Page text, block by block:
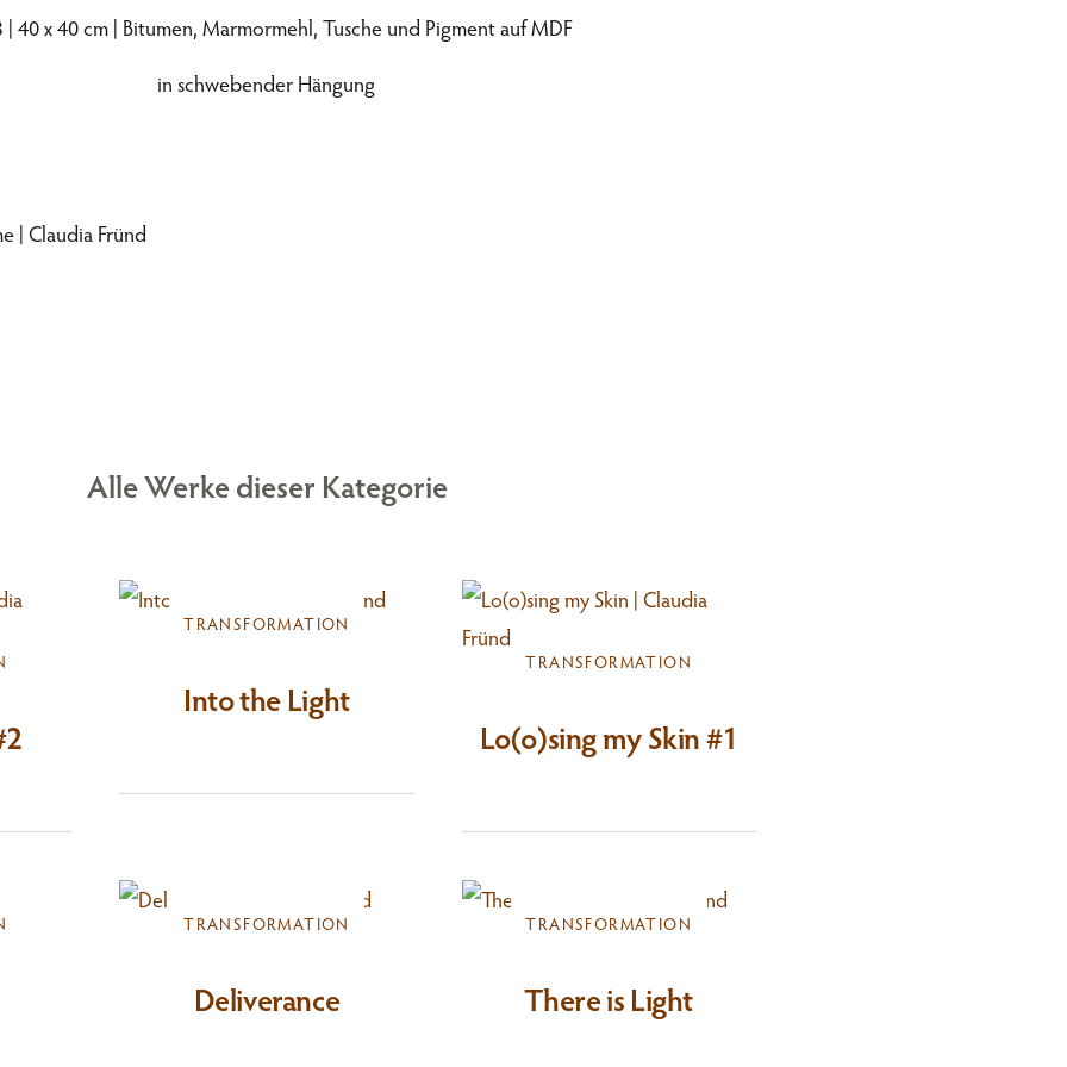
| 40 x 40 cm | Bitumen, Marmormehl, Tusche und Pigment auf MDF
in schwebender Hängung
Alle Werke dieser Kategorie
TRANSFORMATION
Into the Light
TRANSFORMATION
Lo(o)sing my Skin #1
TRANSFORMATION
Deliverance
TRANSFORMATION
There is Light